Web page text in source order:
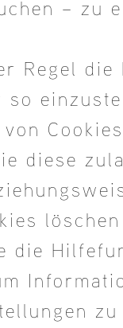
– zu
Regel die
diese
die